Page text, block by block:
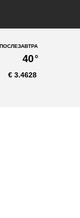
ПОСЛЕЗАВТРА
40°
3.4628
€